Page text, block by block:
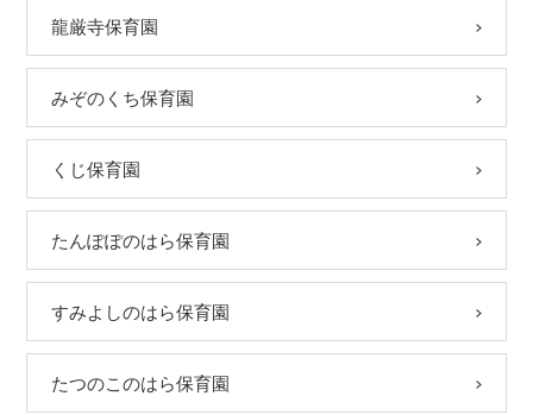
龍厳寺保育園
みぞのくち保育園
くじ保育園
たんぽぽのはら保育園
すみよしのはら保育園
たつのこのはら保育園